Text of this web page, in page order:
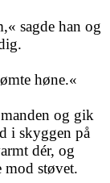
sagde han og
høne.«
og gik
i skyggen på
dér, og
mod støvet.